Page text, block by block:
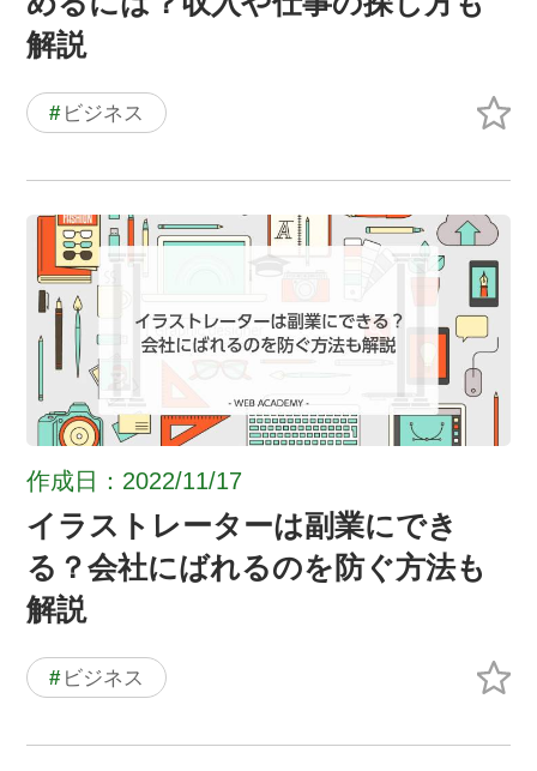
解説
# ビジネス
作成日：2022/11/17
イラストレーターは副業にでき
る？会社にばれるのを防ぐ方法も
解説
# ビジネス